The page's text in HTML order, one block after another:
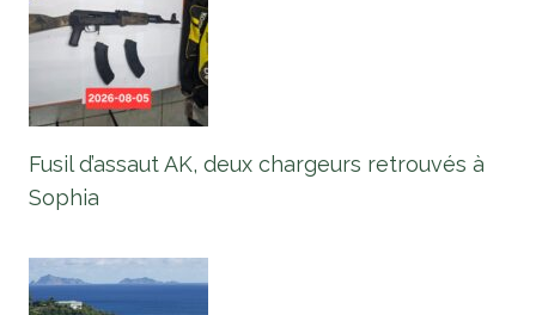
Fusil d’assaut AK, deux chargeurs retrouvés à
Sophia